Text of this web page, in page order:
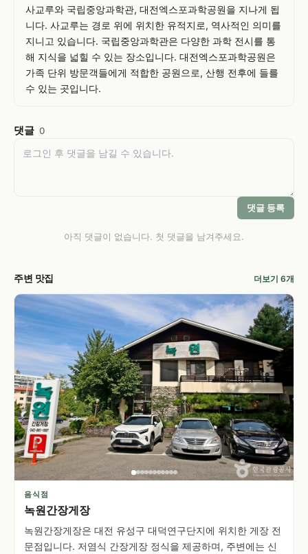
사교루와 국립중앙과학관, 대전엑스포과학공원을 지나게 됩
니다. 사교루는 경로 위에 위치한 유적지로, 역사적인 의미를
지니고 있습니다. 국립중앙과학관은 다양한 과학 전시를 통
해 지식을 넓힐 수 있는 장소입니다. 대전엑스포과학공원은
가족 단위 방문객들에게 적합한 공원으로, 산행 전후에 들를
수 있는 곳입니다.
댓글 0
댓글 등록
아직 댓글이 없습니다. 첫 댓글을 남겨주세요.
주변 맛집 더보기 6개
음식점
녹원간장게장
녹원간장게장은 대전 유성구 대덕연구단지에 위치한 게장 전
문점입니다. 저염식 간장게장 정식을 제공하며, 주변에는 신